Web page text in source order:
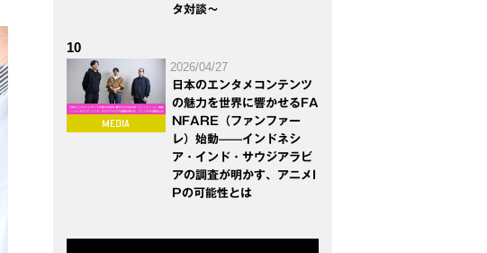
タ対談～
10
2026/04/27
日本のエンタメコンテンツ
の魅力を世界に響かせるFA
NFARE（ファンファー
レ）始動——インドネシ
ア・インド・サウジアラビ
アの調査が明かす、アニメI
Pの可能性とは